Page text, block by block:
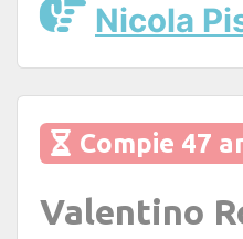
Nicola
Compie 47
Valentino